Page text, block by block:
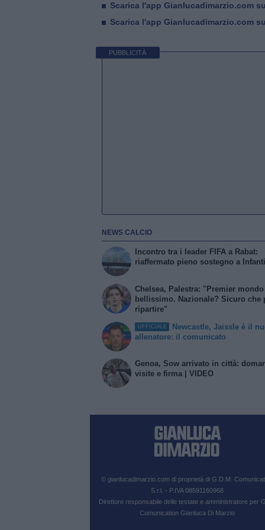
Scarica l'app Gianlucadimarzio.com
Scarica l'app Gianlucadimarzio.com
PUBBLICITÀ
NEWS CALCIO
Incontro tra i leader FIFA a Rabat:
riaffermato pieno sostegno a
Chelsea, Palestra: "Premier mondo
bellissimo. Nazionale? Sicuro che
ripartire"
UFFICIALE
Newcastle, Jaissle è il
allenatore: il comunicato
Genoa, Sow arrivato in città:
visite e firma | VIDEO
© gianlucadimarzio.com di proprietà di G.D.M.
S.r.l. - P.IVA 08591160968
Direttore responsabile delle testate e amministratore per
Comunication Gianluca Di Marzio